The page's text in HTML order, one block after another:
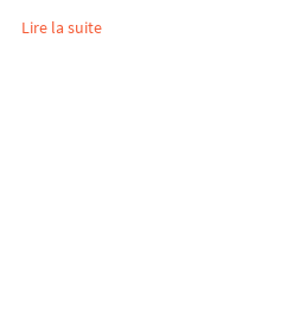
Lire la suite